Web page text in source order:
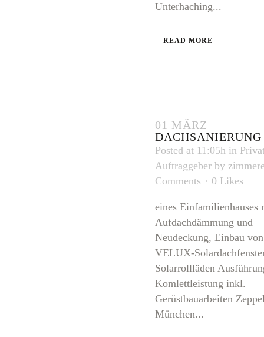
Unterhaching...
READ MORE
01 MÄRZ
DACHSANIERUNG
Posted at 11:05h in
Auftraggeber by
Comments
0 Likes
eines Einfamilienhauses
Aufdachdämmung und
Neudeckung, Einbau von
VELUX-
Solarrollläden
Komlettleistung inkl.
Gerüstbauarbeiten
München...